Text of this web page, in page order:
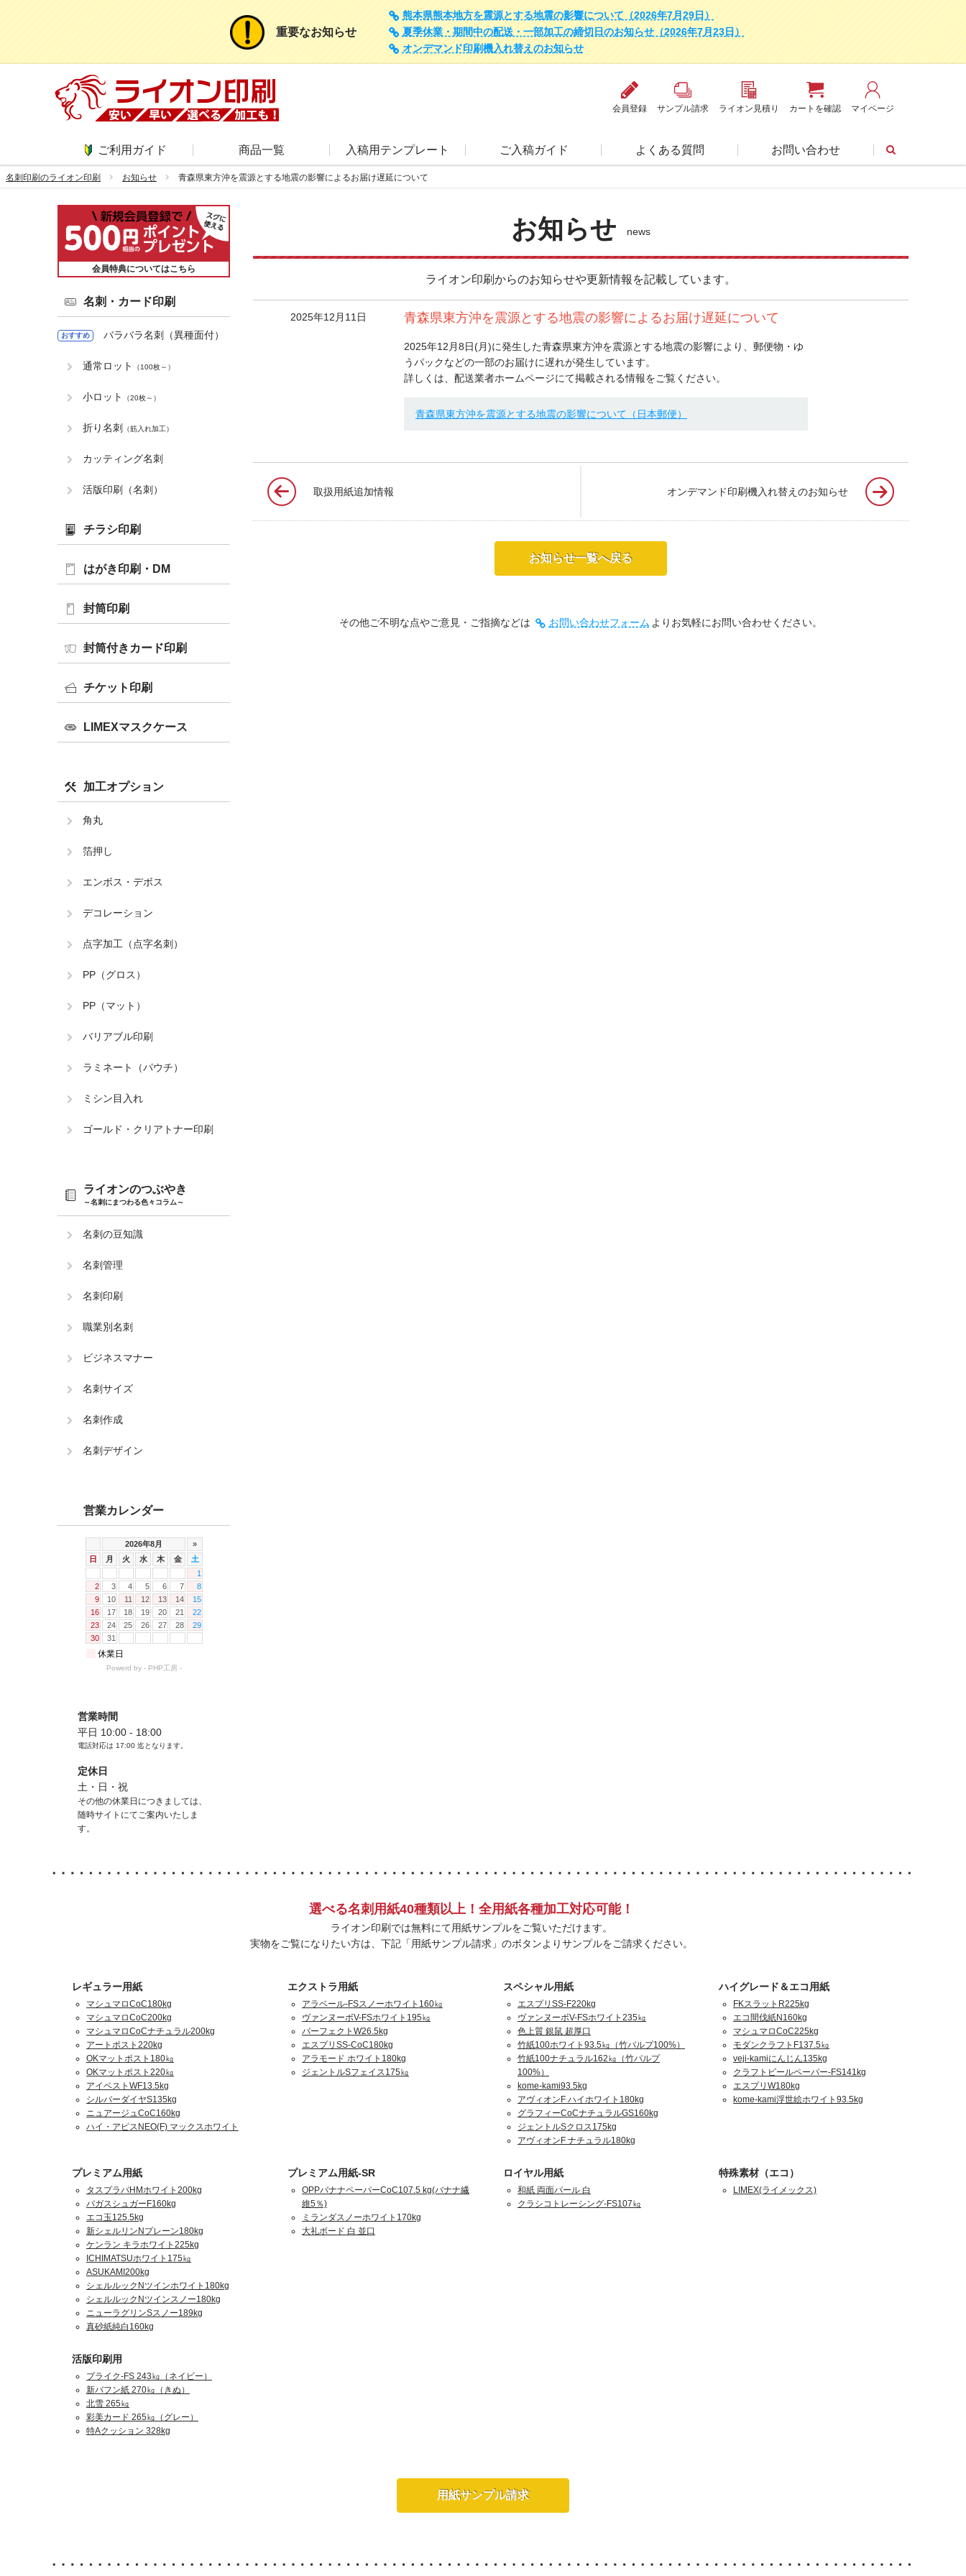
重要なお知らせ
熊本県熊本地方を震源とする地震の影響について（2026年7月29日）
夏季休業・期間中の配送・一部加工の締切日のお知らせ（2026年7月23日）
オンデマンド印刷機入れ替えのお知らせ
会員登録 サンプル請求 ライオン見積り カートを確認 マイページ
ご利用ガイド 商品一覧 入稿用テンプレート ご入稿ガイド よくある質問 お問い合わせ
名刺印刷のライオン印刷 お知らせ 青森県東方沖を震源とする地震の影響によるお届け遅延について
お知らせ news
ライオン印刷からのお知らせや更新情報を記載しています。
2025年12月11日 青森県東方沖を震源とする地震の影響によるお届け遅延について
2025年12月8日(月)に発生した青森県東方沖を震源とする地震の影響により、 郵便物・ゆ
うパックなどの一部のお届けに遅れが発生しています。
詳しくは、配送業者ホームページにて掲載される情報をご覧ください。
青森県東方沖を震源とする地震の影響について（日本郵便）
取扱用紙追加情報 オンデマンド印刷機入れ替えのお知らせ
お知らせ一覧へ戻る
その他ご不明な点やご意見・ご指摘などは お問い合わせフォーム よりお気軽にお問い合わせください。
会員特典についてはこちら
名刺・カード印刷
おすすめ バラバラ名刺（異種面付）
通常ロット （100枚～）
小ロット （20枚～）
折り名刺 （筋入れ加工）
カッティング名刺
活版印刷（名刺）
チラシ印刷
はがき印刷・DM
封筒印刷
封筒付きカード印刷
チケット印刷
LIMEXマスクケース
加工オプション
角丸
箔押し
エンボス・デボス
デコレーション
点字加工（点字名刺）
PP（グロス）
PP（マット）
バリアブル印刷
ラミネート（パウチ）
ミシン目入れ
ゴールド・クリアトナー印刷
ライオンのつぶやき
～名刺にまつわる色々コラム～
名刺の豆知識
名刺管理
名刺印刷
職業別名刺
ビジネスマナー
名刺サイズ
名刺作成
名刺デザイン
営業カレンダー
営業時間
平日 10:00 - 18:00
電話対応は 17:00 迄となります。
定休日
土・日・祝
その他の休業日につきましては、
随時サイトにてご案内いたしま
す。
選べる名刺用紙40種類以上！全用紙各種加工対応可能！
ライオン印刷では無料にて用紙サンプルをご覧いただけます。
実物をご覧になりたい方は、下記「用紙サンプル請求」のボタンよりサンプルをご請求ください。
レギュラー用紙
マシュマロCoC180kg
マシュマロCoC200kg
マシュマロCoCナチュラル200kg
アートポスト220kg
OKマットポスト180㎏
OKマットポスト220㎏
アイベストWF13.5kg
シルバーダイヤS135kg
ニュアージュCoC160kg
ハイ・アピスNEO(F) マックスホワイト
エクストラ用紙
アラベール-FSスノーホワイト160㎏
ヴァンヌーボV-FSホワイト195㎏
パーフェクトW26.5kg
エスプリSS-CoC180kg
アラモード ホワイト180kg
ジェントルSフェイス175㎏
スペシャル用紙
エスプリSS-F220kg
ヴァンヌーボV-FSホワイト235㎏
色上質 銀鼠 超厚口
竹紙100ホワイト93.5㎏（竹パルプ100%）
竹紙100ナチュラル162㎏（竹パルプ
100%）
kome-kami93.5kg
アヴィオンF ハイホワイト180kg
グラフィーCoCナチュラルGS160kg
ジェントルSクロス175kg
アヴィオンF ナチュラル180kg
ハイグレード＆エコ用紙
FKスラットR225kg
エコ間伐紙N160kg
マシュマロCoC225kg
モダンクラフトF137.5㎏
veji-kamiにんじん135kg
クラフトビールペーパー-FS141kg
エスプリW180kg
kome-kami浮世絵ホワイト93.5kg
プレミアム用紙
タスプラパHMホワイト200kg
バガスシュガーF160kg
エコ玉125.5kg
新シェルリンNプレーン180kg
ケンラン キラホワイト225kg
ICHIMATSUホワイト175㎏
ASUKAMI200kg
シェルルックNツインホワイト180kg
シェルルックNツインスノー180kg
ニューラグリンSスノー189kg
真砂紙純白160kg
プレミアム用紙-SR
OPPバナナペーパーCoC107.5 kg(バナナ繊
維5％)
ミランダスノーホワイト170kg
大礼ボード 白 並口
ロイヤル用紙
和紙 両面パール 白
クラシコトレーシング-FS107㎏
特殊素材（エコ）
LIMEX(ライメックス)
活版印刷用
プライク-FS 243㎏（ネイビー）
新バフン紙 270㎏（きぬ）
北雪 265㎏
彩美カード 265㎏（グレー）
特Aクッション 328kg
用紙サンプル請求